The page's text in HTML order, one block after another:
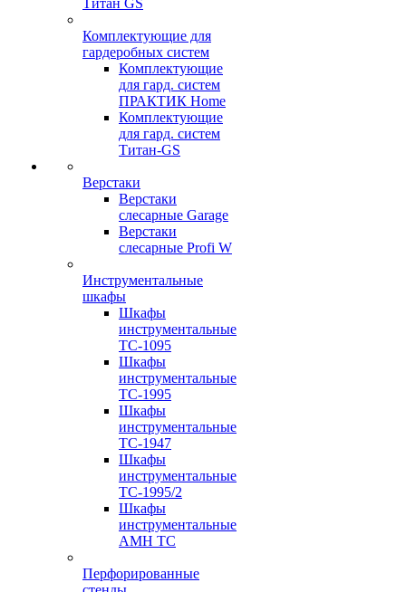
Титан GS
Комплектующие для
гардеробных систем
Комплектующие
для гард. систем
ПРАКТИК Home
Комплектующие
для гард. систем
Титан-GS
Верстаки
Верстаки
слесарные Garage
Верстаки
слесарные Profi W
Инструментальные
шкафы
Шкафы
инструментальные
TC-1095
Шкафы
инструментальные
TC-1995
Шкафы
инструментальные
TC-1947
Шкафы
инструментальные
TC-1995/2
Шкафы
инструментальные
AMH TC
Перфорированные